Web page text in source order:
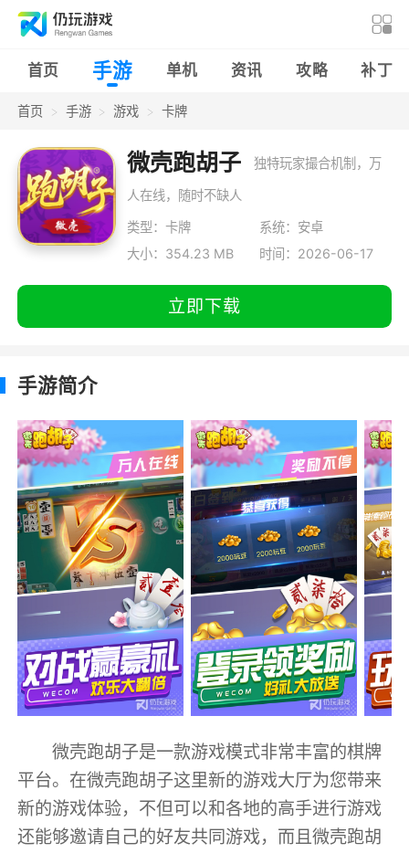
首页 手游 单机 资讯 攻略 补丁
首页 手游 游戏 卡牌
微壳跑胡子 独特玩家撮合机制，万
人在线，随时不缺人
类型：卡牌
系统：安卓
大小：354.23 MB
时间：2026-06-17
立即下载
手游简介
微壳跑胡子是一款游戏模式非常丰富的棋牌
平台。在微壳跑胡子这里新的游戏大厅为您带来
新的游戏体验，不但可以和各地的高手进行游戏
还能够邀请自己的好友共同游戏，而且微壳跑胡